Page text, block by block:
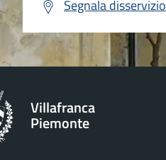
Segnala disservizio
Villafranca
Piemonte